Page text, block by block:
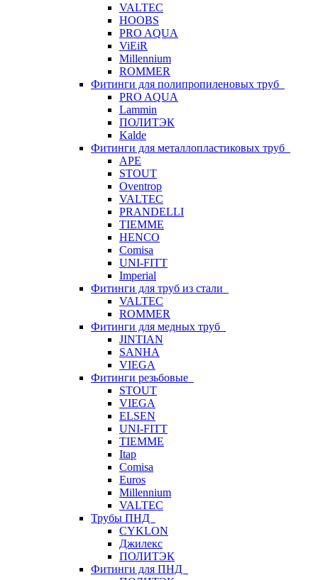
VALTEC
HOOBS
PRO AQUA
ViEiR
Millennium
ROMMER
Фитинги для полипропиленовых труб
PRO AQUA
Lammin
ПОЛИТЭК
Kalde
Фитинги для металлопластиковых труб
APE
STOUT
Oventrop
VALTEC
PRANDELLI
TIEMME
HENCO
Comisa
UNI-FITT
Imperial
Фитинги для труб из стали
VALTEC
ROMMER
Фитинги для медных труб
JINTIAN
SANHA
VIEGA
Фитинги резьбовые
STOUT
VIEGA
ELSEN
UNI-FITT
TIEMME
Itap
Comisa
Euros
Millennium
VALTEC
Трубы ПНД
CYKLON
Джилекс
ПОЛИТЭК
Фитинги для ПНД